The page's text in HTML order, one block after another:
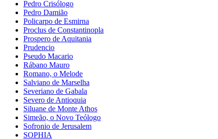
Pedro Crisólogo
Pedro Damião
Policarpo de Esmirna
Proclus de Constantinopla
Prospero de Aquitania
Prudencio
Pseudo Macario
Rábano Mauro
Romano, o Melode
Salviano de Marselha
Severiano de Gabala
Severo de Antioquia
Siluane de Monte Athos
Simeão, o Novo Teólogo
Sofronio de Jerusalem
SOPHIA